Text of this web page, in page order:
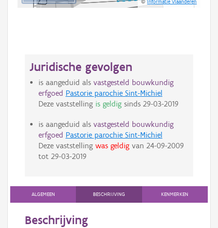
©Informatie Vlaanderen
Juridische gevolgen
is aangeduid als vastgesteld bouwkundig
erfgoed Pastorie parochie Sint-Michiel
Deze vaststelling is geldigsinds 29-03-2019
is aangeduid als vastgesteld bouwkundig
erfgoed Pastorie parochie Sint-Michiel
Deze vaststelling was geldigvan 24-09-2009
tot 29-03-2019
ALGEMEEN BESCHRIJVING KENMERKEN
Beschrijving